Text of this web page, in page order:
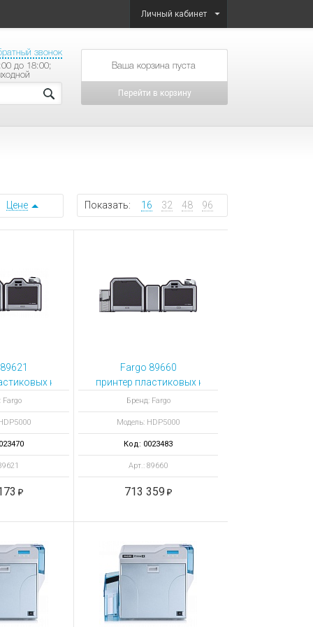
Личный кабинет
звонок
до 18:00;
товаров на сумму
Перейти в корзину
Показать: 16 32 48 96
Цене
карт HDP5000 односторонний с ламинатором
Fargo
Fargo 89660
принтер пластиковых карт HDP5000
Бренд: Fargo
Модель: HDP5000
Код: 0023483
Арт.: 89660
713 359